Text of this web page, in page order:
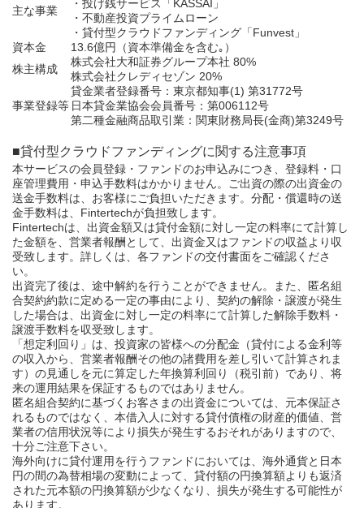
主な事業
・投げ銭サービス「KASSAI」
・不動産投資プライムローン
・貸付型クラウドファンディング「Funvest」
資本金
13.6億円（資本準備金を含む｡）
株主構成
株式会社大和証券グループ本社 80%
株式会社クレディセゾン 20%
事業登録等
貸金業者登録番号：東京都知事(1) 第31772号
日本貸金業協会会員番号：第006112号
第二種金融商品取引業：関東財務局長(金商)第3249号
■貸付型クラウドファンディングに関する注意事項
本サービスの会員登録・ファンドのお申込みにつき、登録料・口
座管理費用・申込手数料はかかりません。ご出資の際の出資金の
送金手数料は、お客様にご負担いただきます。分配・償還時の送
金手数料は、Fintertechが負担致します。
Fintertechは、出資金額又は貸付金額に対し一定の料率にて計算し
た金額を、営業者報酬として、出資金又はファンドの収益より収
受致します。詳しくは、各ファンドの交付書面をご確認くださ
い。
出資完了後は、途中解約を行うことができません。また、匿名組
合契約約款に定める一定の事由により、契約の解除・譲渡が発生
した場合は、出資金に対し一定の料率にて計算した解除手数料・
譲渡手数料を収受致します。
「想定利回り」は、投資家の皆様への分配金（貸付による金利等
の収入から、営業者報酬その他の諸費用を差し引いて計算されま
す）の見通しを元に算定した年換算利回り（税引前）であり、将
来の運用結果を保証するものではありません。
匿名組合契約に基づくお客さまの出資金については、元本保証さ
れるものではなく、本借入人に対する貸付債権の財産的価値、営
業者の信用状況等により損失が発生するおそれがありますので、
十分ご注意下さい。
海外向けに貸付運用を行うファンドにおいては、海外通貨と日本
円の間の為替相場の変動によって、貸付額の円換算額よりも返済
された元本額の円換算額が少なくなり、損失が発生する可能性が
あります。